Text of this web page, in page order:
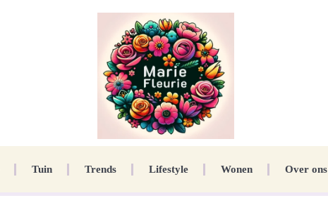
Tuin Trends Lifestyle Wonen Over ons